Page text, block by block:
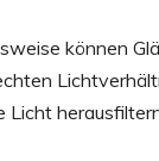
können